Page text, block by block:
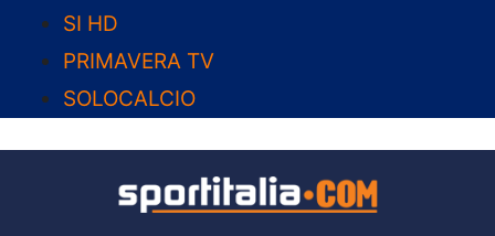
contenuto
SI HD
PRIMAVERA TV
SOLOCALCIO